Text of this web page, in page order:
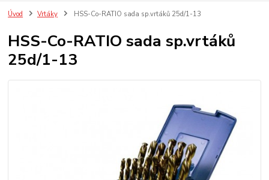
Úvod Vrtáky HSS-Co-RATIO sada sp.vrtáků 25d/1-13
HSS-Co-RATIO sada sp.vrtáků
25d/1-13